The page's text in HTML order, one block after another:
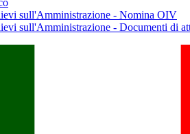
sull'Amministrazione - Nomina OIV
sull'Amministrazione - Documenti di